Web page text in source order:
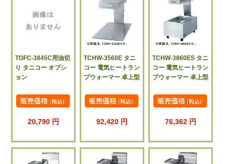
TGFC-3845C用油切
り タニコー オプシ
ョン
20,790 円
TCHW-3560E タニ
コー 電気ヒートラン
プウォーマー 卓上型
92,420 円
TCHW-3860ES タニ
コー 電気ヒートラン
プウォーマー 卓上型
76,362 円